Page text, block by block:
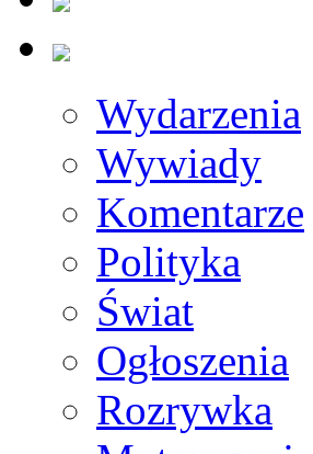
Wydarzenia
Wywiady
Komentarze
Polityka
Świat
Ogłoszenia
Rozrywka